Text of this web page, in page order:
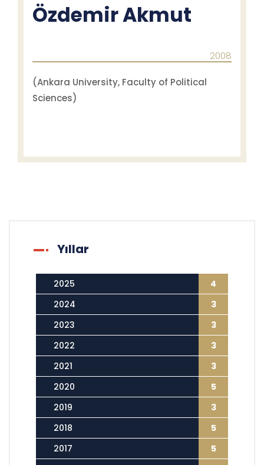
Özdemir Akmut
2008
(Ankara University, Faculty of Political
Sciences)
Yıllar
2025
4
2024
3
2023
3
2022
3
2021
3
2020
5
2019
3
2018
5
2017
5